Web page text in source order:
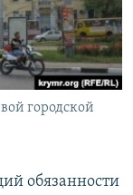
городской
обязанности